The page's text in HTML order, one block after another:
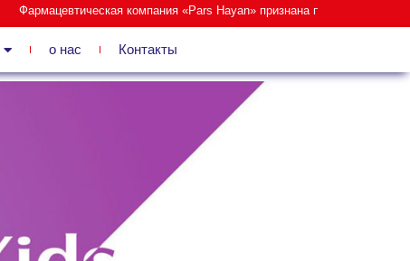
Фармацевтическая компания «Pars Hayan» признана победителем в
о нас Контакты